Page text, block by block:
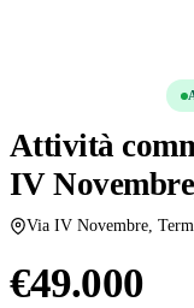
Attività
IV
Via IV Novembre,
€49.000